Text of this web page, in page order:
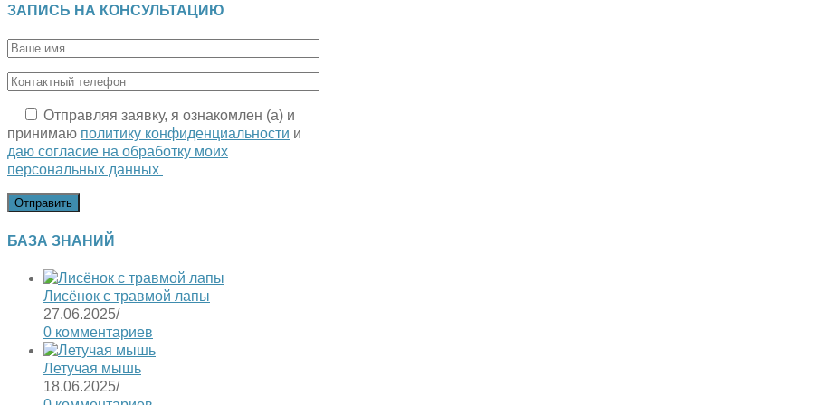
ЗАПИСЬ НА КОНСУЛЬТАЦИЮ
Отправляя заявку, я ознакомлен (а) и
принимаю политику конфиденциальности и
даю согласие на обработку моих
персональных данных
БАЗА ЗНАНИЙ
Лисёнок с травмой лапы
27.06.2025/
0 комментариев
Летучая мышь
18.06.2025/